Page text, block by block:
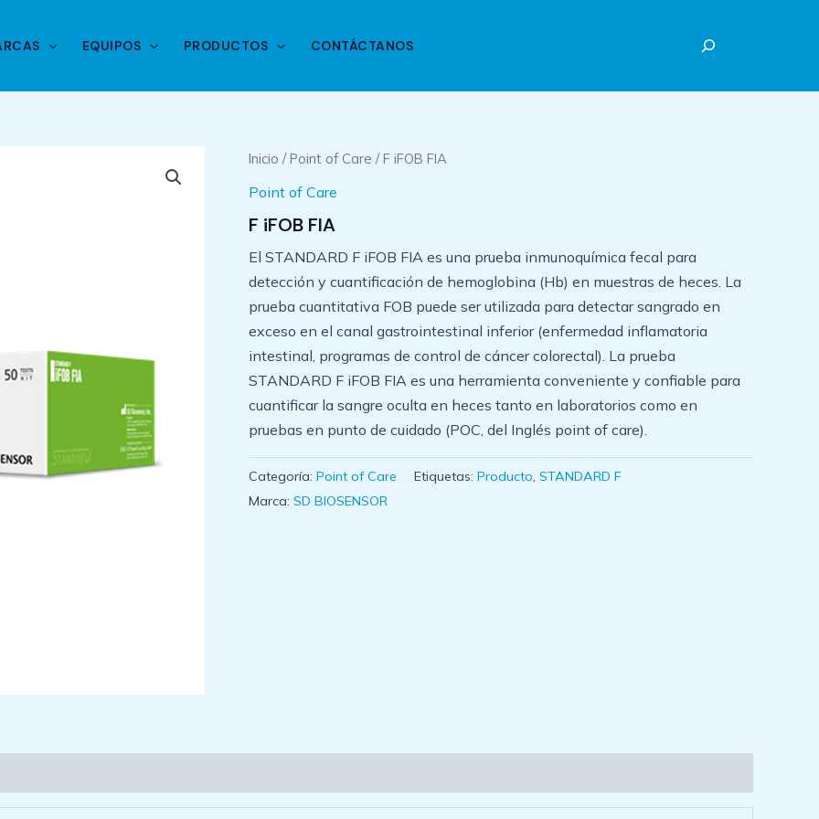
EQUIPOS PRODUCTOS CONTÁCTANOS
Inicio /Point of Care / F iFOB FIA
Point of Care
F iFOB FIA
El STANDARD F iFOB FIA es una prueba inmunoquímica fecal para
detección y cuantificación de hemoglobina (Hb) en muestras de heces. La
prueba cuantitativa FOB puede ser utilizada para detectar sangrado en
exceso en el canal gastrointestinal inferior (enfermedad inflamatoria
intestinal, programas de control de cáncer colorectal). La prueba
STANDARD F iFOB FIA es una herramienta conveniente y confiable para
cuantificar la sangre oculta en heces tanto en laboratorios como en
pruebas en punto de cuidado (POC, del Inglés point of care).
Categoría: Point of Care Etiquetas: Producto, STANDARD F
Marca: SD BIOSENSOR